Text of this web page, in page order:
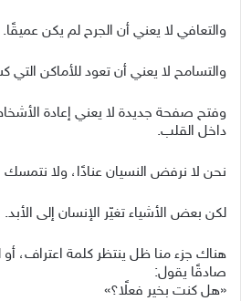
والتعافي لا يعني أن الجرح لم يكن عميقًا.
والتسامح لا يعني أن تعود للأماكن التي
وفتح صفحة جديدة لا يعني إعادة
داخل القلب.
نحن لا نرفض النسيان عنادًا، ولا
لكن بعض الأشياء تغيّر الإنسان إلى الأبد.
هناك جزء منا ظل ينتظر كلمة اعتراف،
صادقًا يقول:
«هل كنت بخير فعلًا؟»